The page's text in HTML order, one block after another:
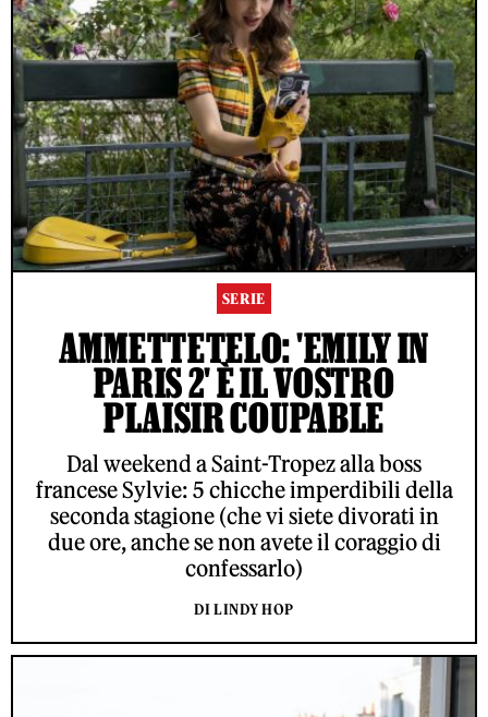
SERIE
AMMETTETELO: 'EMILY IN
PARIS 2' È IL VOSTRO
PLAISIR COUPABLE
Dal weekend a Saint-Tropez alla boss
francese Sylvie: 5 chicche imperdibili della
seconda stagione (che vi siete divorati in
due ore, anche se non avete il coraggio di
confessarlo)
DI LINDY HOP